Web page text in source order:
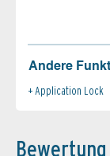
Andere
Application Lock